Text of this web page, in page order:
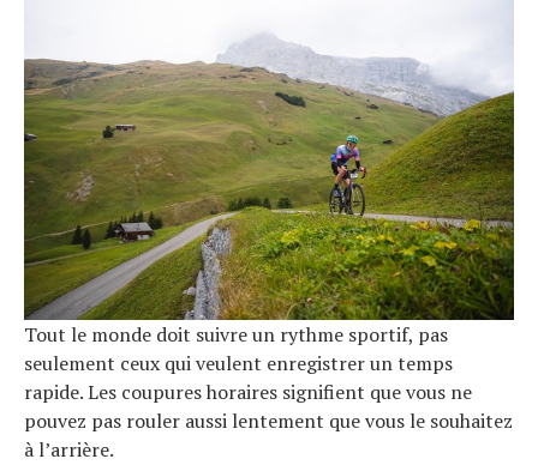
Tout le monde doit suivre un rythme sportif, pas
seulement ceux qui veulent enregistrer un temps
rapide. Les coupures horaires signifient que vous ne
pouvez pas rouler aussi lentement que vous le souhaitez
à l’arrière.